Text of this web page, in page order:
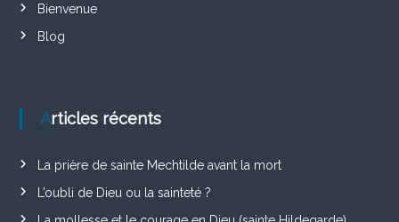
Bienvenue
Blog
Articles récents
La prière de sainte Mechtilde avant la mort
L’oubli de Dieu ou la sainteté ?